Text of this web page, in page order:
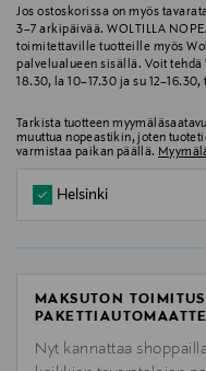
Jos ostoskorissa on myös
3–7 arkipäivää. WOLTILLA
toimitettaville tuotteille myös
palvelualueen sisällä. Voit
18.30, la 10–17.30 ja su
Tarkista tuotteen
muuttua nopeastikin, joten
varmistaa paikan päällä.
Helsinki
MAKSUTON
Nyt kannattaa